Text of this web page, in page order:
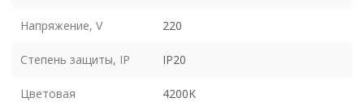
Напряжение, V 220
Степень защиты, IP IP20
Цветовая
4200K